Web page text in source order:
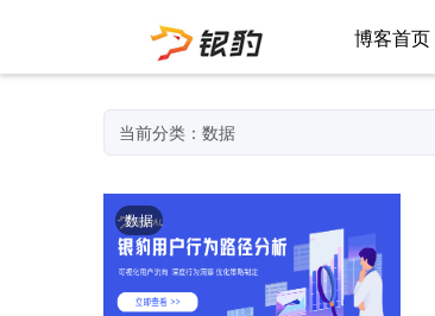
博客首页
当前分类：数据
数据